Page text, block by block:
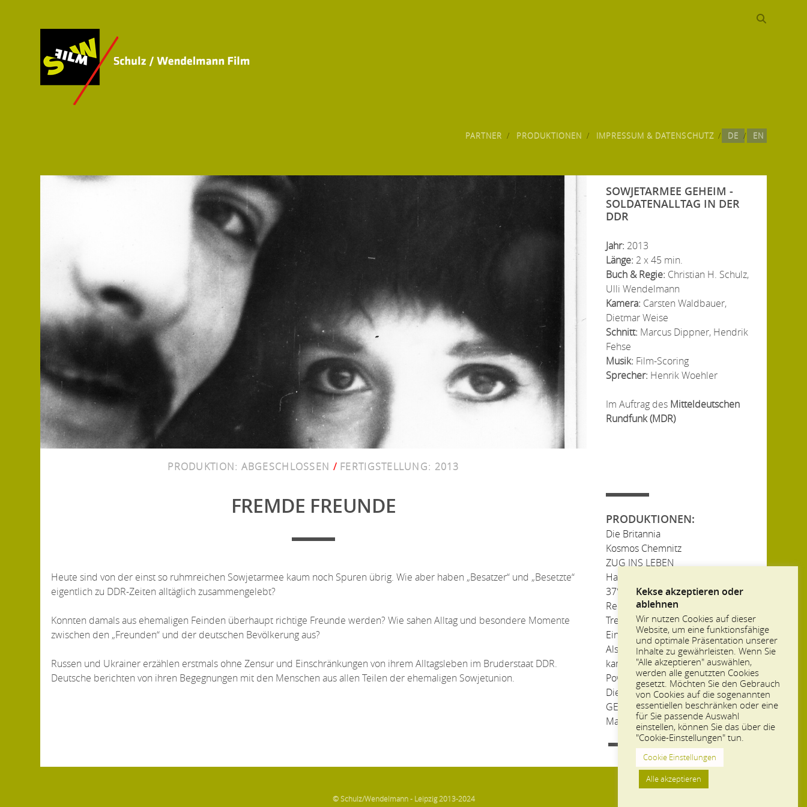
PARTNER PRODUKTIONEN IMPRESSUM & DATENSCHUTZ DE EN
PRODUKTION: ABGESCHLOSSEN / FERTIGSTELLUNG: 2013
FREMDE FREUNDE
Heute sind von der einst so ruhmreichen Sowjetarmee kaum noch Spuren übrig. Wie aber haben „Besatzer“ und „Besetzte“
eigentlich zu DDR-Zeiten alltäglich zusammengelebt?
Konnten damals aus ehemaligen Feinden überhaupt richtige Freunde werden? Wie sahen Alltag und besondere Momente
zwischen den „Freunden“ und der deutschen Bevölkerung aus?
Russen und Ukrainer erzählen erstmals ohne Zensur und Einschränkungen von ihrem Alltagsleben im Bruderstaat DDR.
Deutsche berichten von ihren Begegnungen mit den Menschen aus allen Teilen der ehemaligen Sowjetunion.
SOWJETARMEE GEHEIM -
SOLDATENALLTAG IN DER
DDR
Jahr: 2013
Länge: 2 x 45 min.
Buch & Regie: Christian H. Schulz,
Ulli Wendelmann
Kamera: Carsten Waldbauer,
Dietmar Weise
Schnitt: Marcus Dippner, Hendrik
Fehse
Musik: Film-Scoring
Sprecher: Henrik Woehler
Im Auftrag des Mitteldeutschen
Rundfunk (MDR)
PRODUKTIONEN:
Die Britannia
Kosmos Chemnitz
ZUG INS LEBEN
Hausmeister in Russland
37° – Drei Frauen gegen
Rechtsextremismus
Treffpunkt Stadt
Ein Dorflehrer in Russland
Als der Sandmann nach Bullerbü
kam
Power für die Provinz
Die Leipziger Eisenbahnstraße
GENERATION CRASH
Magie & Medizin
© Schulz/Wendelmann - Leipzig 2013-2024
Kekse akzeptieren oder
ablehnen
Wir nutzen Cookies auf dieser
Website, um eine funktionsfähige
und optimale Präsentation unserer
Inhalte zu gewährleisten. Wenn Sie
"Alle akzeptieren" auswählen,
werden alle genutzten Cookies
gesetzt. Möchten Sie den Gebrauch
von Cookies auf die sogenannten
essentiellen beschränken oder eine
für Sie passende Auswahl
einstellen, können Sie das über die
"Cookie-Einstellungen" tun.
Cookie Einstellungen
Alle akzeptieren